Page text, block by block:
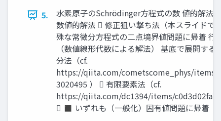
5.
水素原子のSchrödinger方程式の数 値的解法
数値的解法  修正狙い撃ち法（本スライド
殊な常微分方程式の二点境界値問題に帰着 行
（数値線形代数による解法） 基底で展開する
分法（cf.
https://qiita.com/cometscome_phys/items/
3020495 ）  有限要素法（cf.
https://qiita.com/dc1394/items/
 ◼ いずれも（一般化）固有値問題に帰着